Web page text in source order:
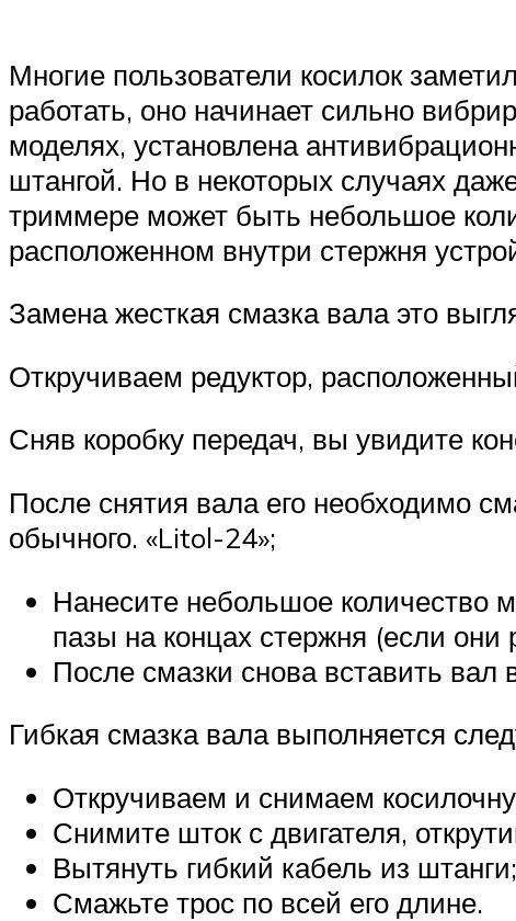
Многие пользователи косилок
работать, оно начинает сильно
моделях, установлена
штангой. Но в некоторых случаях
триммере может быть небольшое
расположенном внутри стержня
Замена жесткая смазка вала это
Откручиваем редуктор,
Сняв коробку передач, вы увидите
После снятия вала его необходимо
обычного. «Litol-24»;
Нанесите небольшое количество
пазы на концах стержня (если
После смазки снова вставить вал
Гибкая смазка вала выполняется
Откручиваем и снимаем
Снимите шток с двигателя,
Вытянуть гибкий кабель из штанги;
Смажьте трос по всей его длине.